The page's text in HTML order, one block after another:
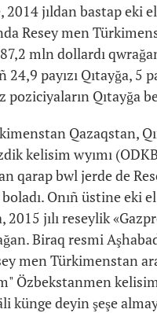
jıldan bastap eki
Resey men
mln dollardı
24,9 payızı Qıtayğa, 5
poziciyaların Qıtayğa
Qazaqstan,
kelisim wyımı
qarap bwl jerde de
Onıñ üstine eki
jılı reseylik
Biraq resmi
men Türkimenstan
Özbekstanmen
künge deyin şeşe